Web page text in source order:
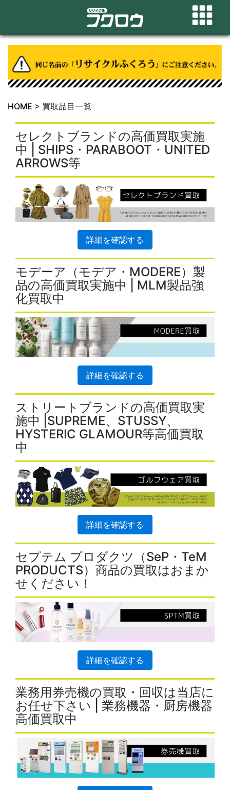
HOME > 買取品目一覧
セレクトブランドの高価買取実施
中 | SHIPS・PARABOOT・UNITED
ARROWS等
詳細を確認する
モデーア（モデア・MODERE）製
品の高価買取実施中 | MLM製品強
化買取中
詳細を確認する
ストリートブランドの高価買取実
施中 |SUPREME、STUSSY、
HYSTERIC GLAMOUR等高価買取
中
詳細を確認する
セプテム プロダクツ（SeP・TeM
PRODUCTS）商品の買取はおまか
せください！
詳細を確認する
業務用券売機の買取・回収は当店に
お任せ下さい | 業務機器・厨房機器
高価買取中